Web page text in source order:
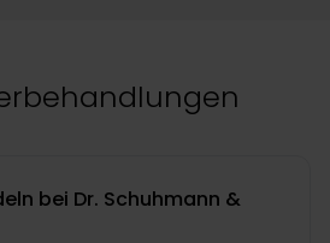
bei Dr. Schuhmann &